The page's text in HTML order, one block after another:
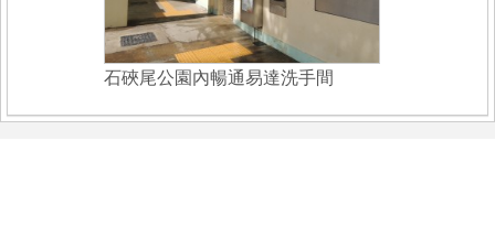
石硤尾公園內暢通易達洗手間